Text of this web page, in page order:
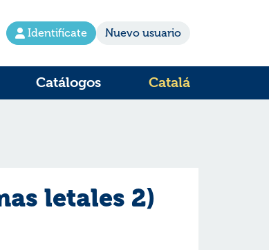
Identifícate Nuevo usuario
Catálogos Catalá
letales 2)